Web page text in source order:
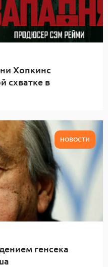
Хопкинс
схватке в
НОВОСТИ
генсека